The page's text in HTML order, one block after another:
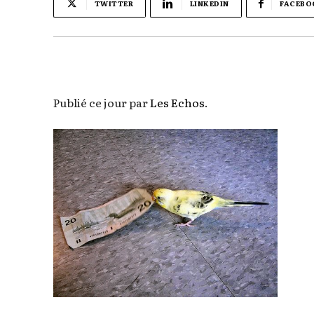
TWITTER LINKEDIN
Publié ce jour parLes Echos.